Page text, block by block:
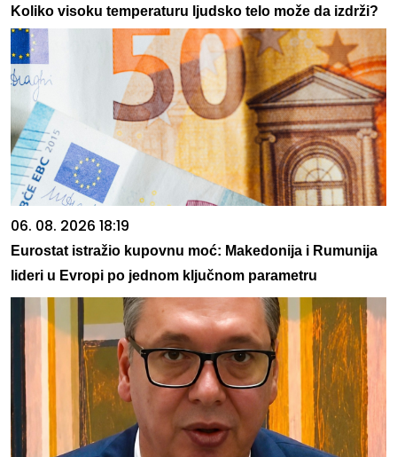
Koliko visoku temperaturu ljudsko telo može da izdrži?
06. 08. 2026 18:19
Eurostat istražio kupovnu moć: Makedonija i Rumunija
lideri u Evropi po jednom ključnom parametru